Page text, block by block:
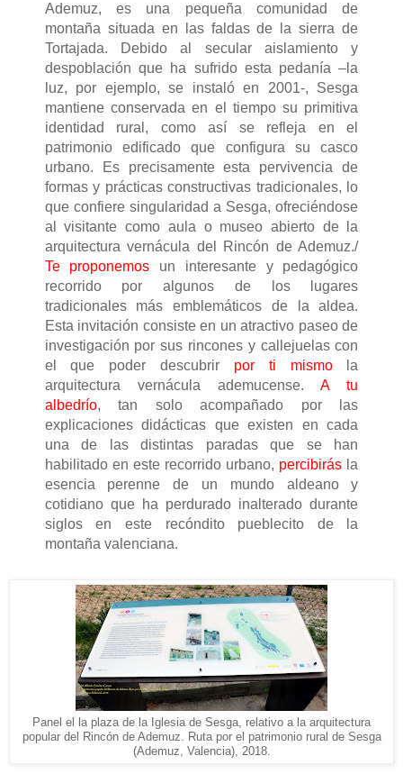
Ademuz, es una pequeña comunidad de
montaña situada en las faldas de la sierra de
Tortajada. Debido al secular aislamiento y
despoblación que ha sufrido esta pedanía –la
luz, por ejemplo, se instaló en 2001-, Sesga
mantiene conservada en el tiempo su primitiva
identidad rural, como así se refleja en el
patrimonio edificado que configura su casco
urbano. Es precisamente esta pervivencia de
formas y prácticas constructivas tradicionales, lo
que confiere singularidad a Sesga, ofreciéndose
al visitante como aula o museo abierto de la
arquitectura vernácula del Rincón de Ademuz./
Te proponemos un interesante y pedagógico
recorrido por algunos de los lugares
tradicionales más emblemáticos de la aldea.
Esta invitación consiste en un atractivo paseo de
investigación por sus rincones y callejuelas con
el que poder descubrir por ti mismola
arquitectura vernácula ademucense.A tu
albedrío, tan solo acompañado por las
explicaciones didácticas que existen en cada
una de las distintas paradas que se han
habilitado en este recorrido urbano, percibirás la
esencia perenne de un mundo aldeano y
cotidiano que ha perdurado inalterado durante
siglos en este recóndito pueblecito de la
montaña valenciana.
Panel el la plaza de la Iglesia de Sesga, relativo a la arquitectura
popular del Rincón de Ademuz. Ruta por el patrimonio rural de Sesga
(Ademuz, Valencia), 2018.